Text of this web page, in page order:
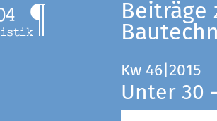
Beiträge
Kw 46|2015
Unter 30